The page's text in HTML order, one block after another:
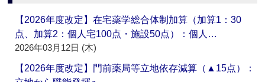
【2026年度改定】在宅薬学総合体制加算（加算1：30
点、加算2：個人宅100点・施設50点）：個人…
2026年03月12日 (木)
【2026年度改定】門前薬局等立地依存減算（▲15点）：